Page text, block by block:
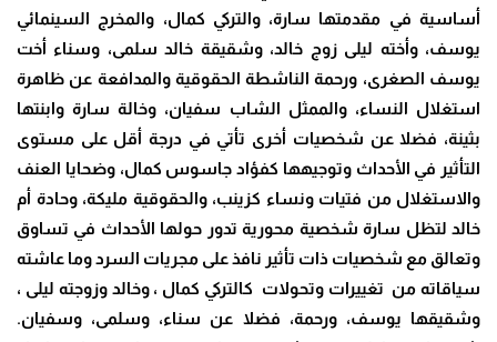
أساسية في مقدمتها سارة، والتركي كمال، والمخرج السينمائي
يوسف، وأخته ليلى زوج خالد، وشقيقة خالد سلمى، وسناء أخت
يوسف الصغرى، ورحمة الناشطة الحقوقية والمدافعة عن ظاهرة
استغلال النساء، والممثل الشاب سفيان، وخالة سارة وابنتها
بثينة، فضلا عن شخصيات أخرى تأتي في درجة أقل على مستوى
التأثير في الأحداث وتوجيهها كفؤاد جاسوس كمال، وضحايا العنف
والاستغلال من فتيات ونساء كزينب، والحقوقية مليكة، وحادة أم
خالد لتظل سارة شخصية محورية تدور حولها الأحداث في تساوق
وتعالق مع شخصيات ذات تأثير نافذ على مجريات السرد وما عاشته
سياقاته من تغييرات وتحولات كالتركي كمال ، وخالد وزوجته ليلى ،
وشقيقها يوسف، ورحمة، فضلا عن سناء، وسلمى، وسفيان.